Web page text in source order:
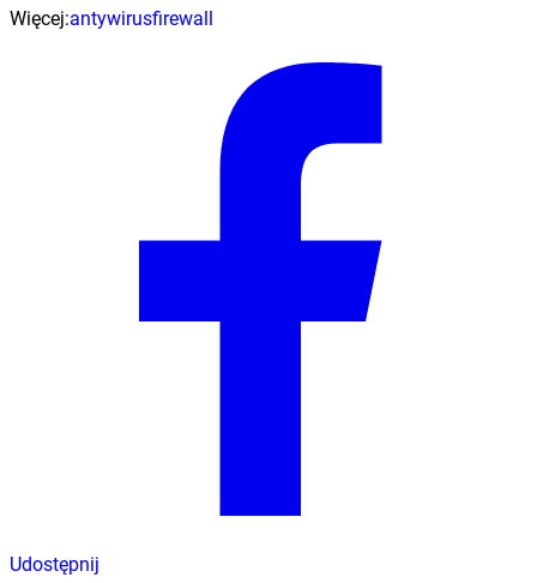
Więcej:antywirusfirewall
Udostępnij